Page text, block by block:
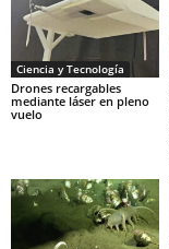
Ciencia y Tecnología
Drones recargables
mediante láser en pleno
vuelo